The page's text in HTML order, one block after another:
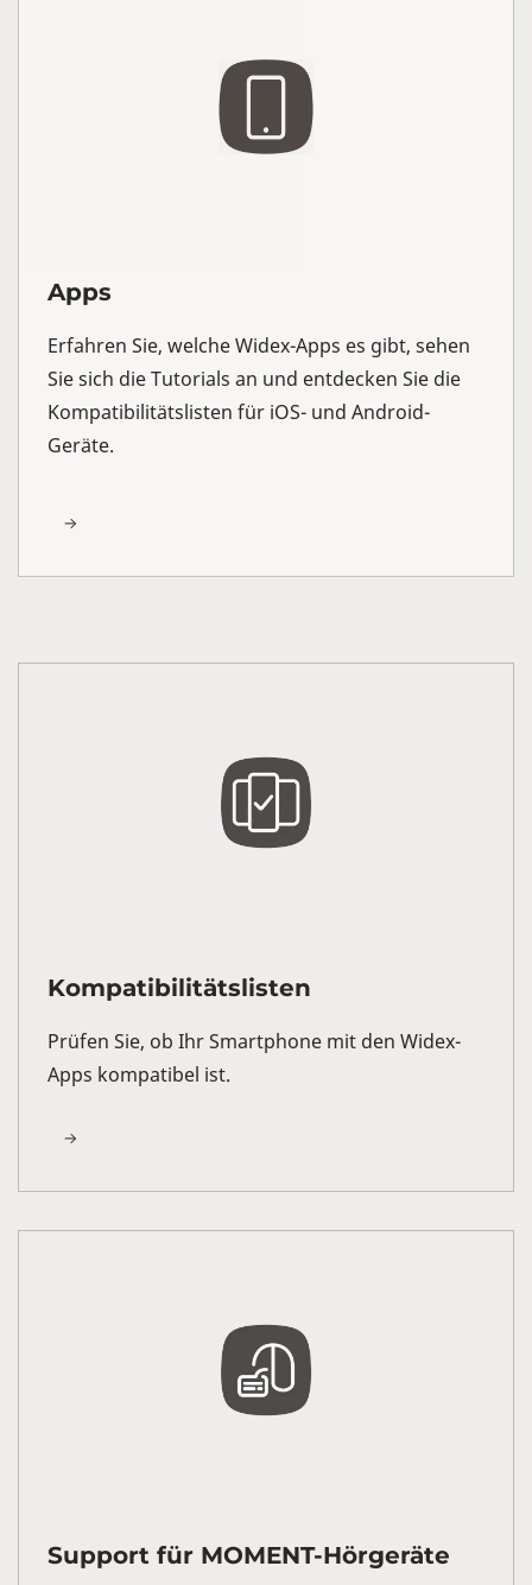
Apps
Erfahren Sie, welche Widex-Apps es gibt, sehen
Sie sich die Tutorials an und entdecken Sie die
Kompatibilitätslisten für iOS- und Android-
Geräte.
Kompatibilitätslisten
Prüfen Sie, ob Ihr Smartphone mit den Widex-
Apps kompatibel ist.
Support für MOMENT-Hörgeräte